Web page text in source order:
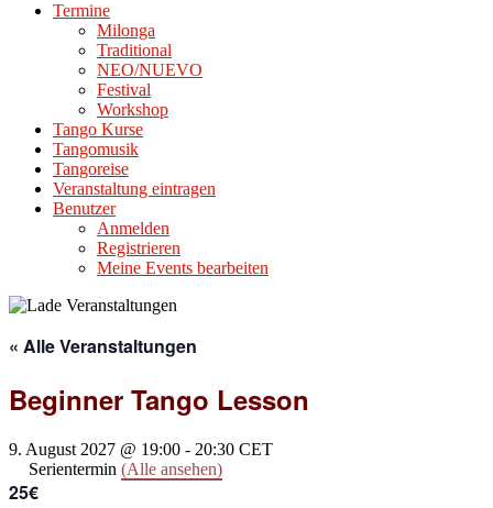
Termine
Milonga
Traditional
NEO/NUEVO
Festival
Workshop
Tango Kurse
Tangomusik
Tangoreise
Veranstaltung eintragen
Benutzer
Anmelden
Registrieren
Meine Events bearbeiten
« Alle Veranstaltungen
Beginner Tango Lesson
9. August 2027 @ 19:00 - 20:30 CET
Serientermin (Alle ansehen)
25€